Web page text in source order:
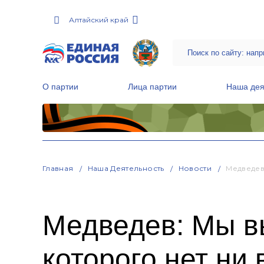
Алтайский край
О партии Лица партии Наша
Главная Наша Деятельность Новости
Медведев: Мы